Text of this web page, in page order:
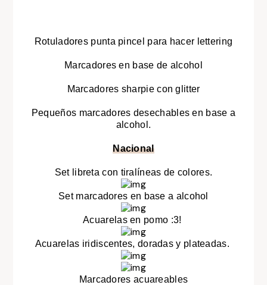
Rotuladores punta pincel para hacer lettering
Marcadores en base de alcohol
Marcadores sharpie con glitter
Pequeños marcadores desechables en base a
alcohol.
Nacional
Set libreta con tiralíneas de colores.
Set marcadores en base a alcohol
Acuarelas en pomo :3!
Acuarelas iridiscentes, doradas y plateadas.
Marcadores acuareables